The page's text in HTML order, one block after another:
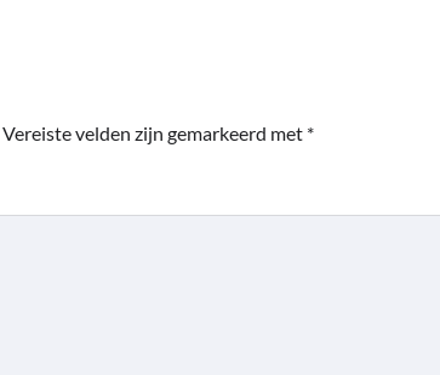
Vereiste velden zijn gemarkeerd met *